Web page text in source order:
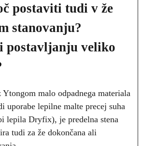
postaviti tudi v že
stanovanju?
postavljanju veliko
malo odpadnega materiala
uporabe lepilne malte precej suha
lepila Dryfix), je predelna stena
tudi za že dokončana ali